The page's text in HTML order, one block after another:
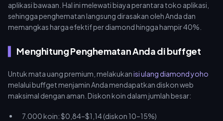
aplikasi bawaan. Hal ini melewati biaya perantara toko aplikasi,
sehingga penghematan langsung dirasakan oleh Anda dan
memangkas harga efektif per diamond hingga hampir 40%.
Menghitung Penghematan Anda di buffget
Untuk mata uang premium, melakukanisi ulang diamond yoho
melalui buffget menjamin Anda mendapatkan diskon web
maksimal dengan aman. Diskon koin dalam jumlah besar:
7.000 koin: $0,84–$1,14 (diskon 10–15%)